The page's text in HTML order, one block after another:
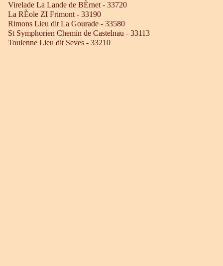
Virelade La Lande de BÈrnet - 33720
La RÈole ZI Frimont - 33190
Rimons Lieu dit La Gourade - 33580
St Symphorien Chemin de Castelnau - 33113
Toulenne Lieu dit Seves - 33210